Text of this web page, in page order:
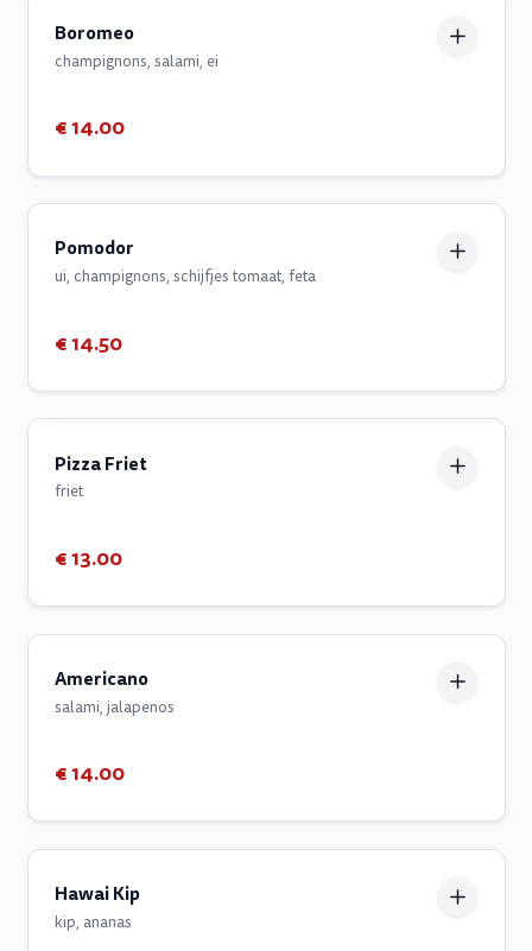
Boromeo
champignons, salami, ei
€ 14.00
Pomodor
ui, champignons, schijfjes tomaat, feta
€ 14.50
Pizza Friet
friet
€ 13.00
Americano
salami, jalapenos
€ 14.00
Hawai Kip
kip, ananas